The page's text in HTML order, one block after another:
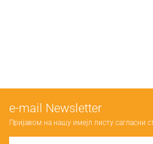
е-mail Newsletter
Пријавом на нашу имејл листу сагласни